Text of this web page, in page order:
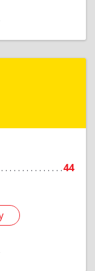
44
г, Ю.Гагарина